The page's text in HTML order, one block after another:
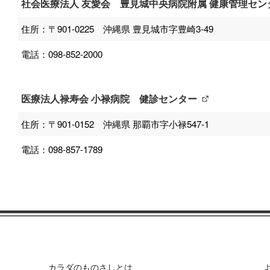
社会医療法人 友愛会 豊見城中央病院附属 健康管理セン
住所：〒901-0225 沖縄県 豊見城市字豊崎3-49
電話：098-852-2000
医療法人禄寿会 小禄病院 健診センター
住所：〒901-0152 沖縄県 那覇市字小禄547-1
電話：098-857-1789
カラダのものさしとは